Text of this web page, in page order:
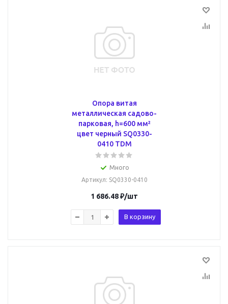
Опора витая
металлическая садово-
парковая, h=600 мм²
цвет черный SQ0330-
0410 TDM
Много
Артикул: SQ0330-0410
1 686.48₽/шт
В корзину